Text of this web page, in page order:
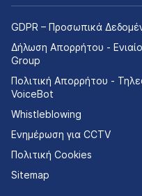
GDPR – Προσωπικά
Δήλωση Απορρήτου -
Group
Πολιτική Απορρήτου -
VoiceBot
Whistleblowing
Ενημέρωση για CCTV
Πολιτική Cookies
Sitemap